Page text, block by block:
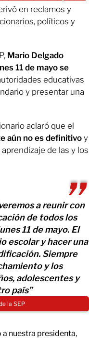
en reclamos y
políticos y
Mario Delgado
11 de mayo se
educativas
y presentar una
aclaró que el
aún no es definitivo y
de las y los
a reunir con
de todos los
11 de mayo. El
escolar y hacer una
Siempre
y los
adolescentes y
país”
la SEP
nuestra presidenta,